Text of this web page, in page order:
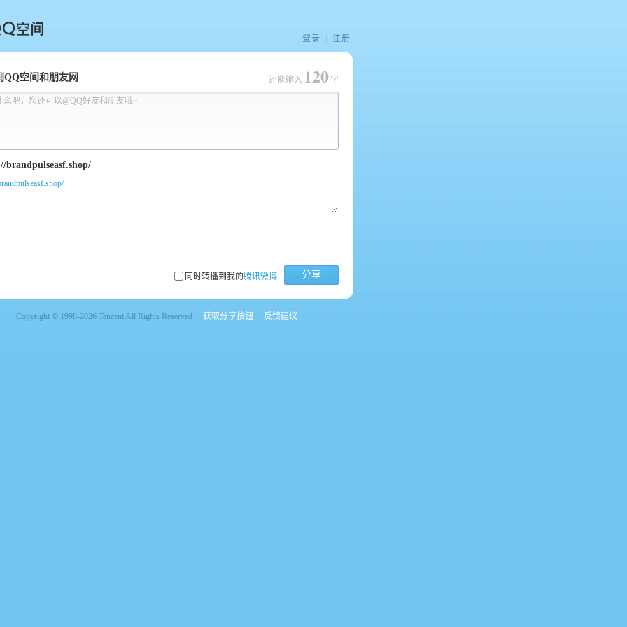
间
登录 注册
QQ空间和朋友网
么吧，您还可以@QQ好友和朋友哦~
还能输入 120 字
同时转播到我的腾讯微博 分享
Copyright © 1998-2026 Tencent All Rights Reserved 获取分享按钮 反馈建议